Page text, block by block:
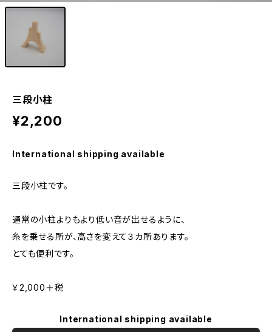
三段小柱
¥2,200
International shipping available
三段小柱です。
通常の小柱よりもより低い音が出せるように、
糸を乗せる所が、高さを変えて３カ所あります。
とても便利です。
￥2,000＋税
International shipping available